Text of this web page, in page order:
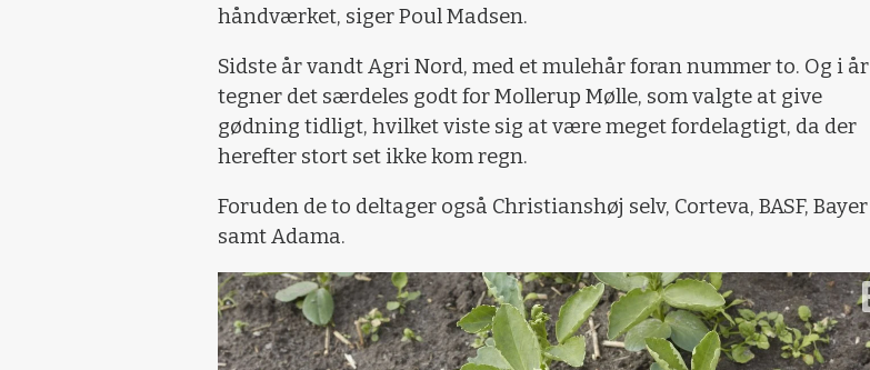
håndværket, siger Poul Madsen.
Sidste år vandt Agri Nord, med et mulehår foran nummer to. Og i år
tegner det særdeles godt for Mollerup Mølle, som valgte at give
gødning tidligt, hvilket viste sig at være meget fordelagtigt, da der
herefter stort set ikke kom regn.
Foruden de to deltager også Christianshøj selv, Corteva, BASF, Bayer
samt Adama.